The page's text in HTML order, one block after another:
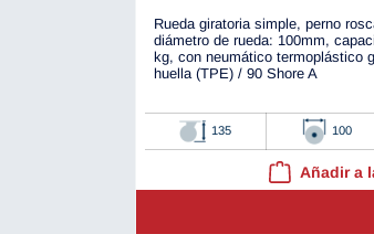
Rueda giratoria simple, perno
diámetro de rueda: 100mm,
kg, con neumático termoplástico
huella (TPE) / 90 Shore A
135 100
Añadir a